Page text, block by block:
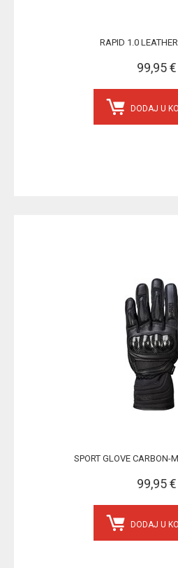
RAPID 1.0
99,95 €
DODAJ U
SPORT GLOVE CARBON-
99,95 €
DODAJ U